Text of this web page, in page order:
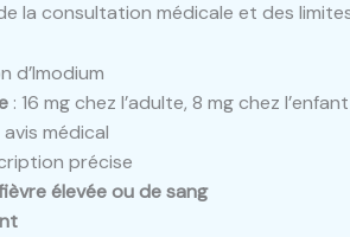
la consultation médicale et des
d’Imodium
: 16 mg chez l’adulte, 8 mg chez l’enfant
médical
précise
élevée ou de sang